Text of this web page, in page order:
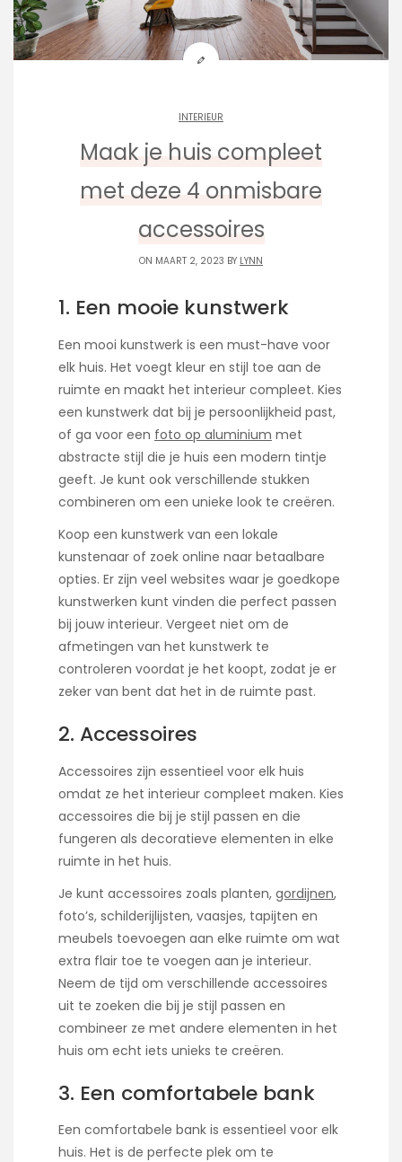
INTERIEUR
Maak je huis compleet
met deze 4 onmisbare
accessoires
ON MAART 2, 2023 BY LYNN
1. Een mooie kunstwerk
Een mooi kunstwerk is een must-have voor
elk huis. Het voegt kleur en stijl toe aan de
ruimte en maakt het interieur compleet. Kies
een kunstwerk dat bij je persoonlijkheid past,
of ga voor een foto op aluminium met
abstracte stijl die je huis een modern tintje
geeft. Je kunt ook verschillende stukken
combineren om een unieke look te creëren.
Koop een kunstwerk van een lokale
kunstenaar of zoek online naar betaalbare
opties. Er zijn veel websites waar je goedkope
kunstwerken kunt vinden die perfect passen
bij jouw interieur. Vergeet niet om de
afmetingen van het kunstwerk te
controleren voordat je het koopt, zodat je er
zeker van bent dat het in de ruimte past.
2. Accessoires
Accessoires zijn essentieel voor elk huis
omdat ze het interieur compleet maken. Kies
accessoires die bij je stijl passen en die
fungeren als decoratieve elementen in elke
ruimte in het huis.
Je kunt accessoires zoals planten, gordijnen,
foto’s, schilderijlijsten, vaasjes, tapijten en
meubels toevoegen aan elke ruimte om wat
extra flair toe te voegen aan je interieur.
Neem de tijd om verschillende accessoires
uit te zoeken die bij je stijl passen en
combineer ze met andere elementen in het
huis om echt iets unieks te creëren.
3. Een comfortabele bank
Een comfortabele bank is essentieel voor elk
huis. Het is de perfecte plek om te